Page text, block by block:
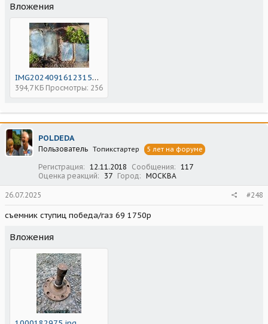
Вложения
IMG20240916123151.jpg
394,7 КБ Просмотры: 256
POLDEDA
Пользователь Топикстартер 5 лет на форуме
Регистрация 12.11.2018 Сообщения
117
Оценка реакций
37 Город МОСКВА
26.07.2025 #248
съемник ступиц победа/газ 69 1750р
Вложения